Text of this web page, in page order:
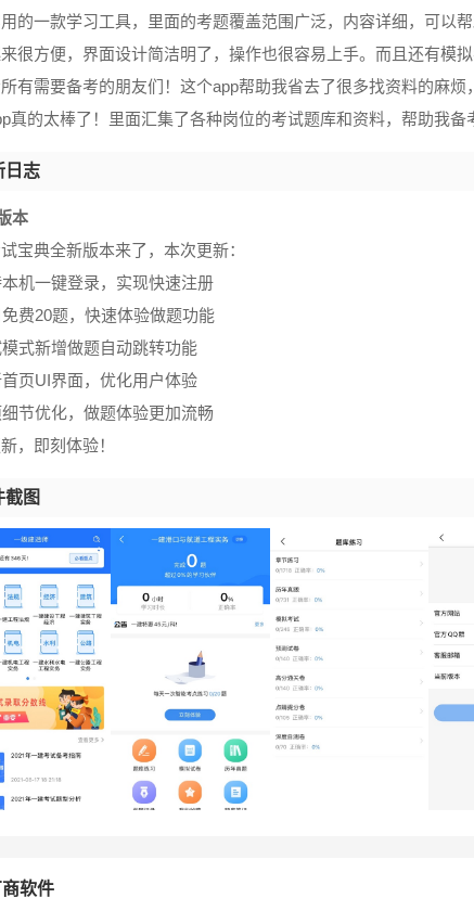
的一款学习工具，里面的考题覆盖范围广泛，内容详细，可以帮
很方便，界面设计简洁明了，操作也很容易上手。而且还有模
有需要备考的朋友们！这个app帮助我省去了很多找资料的麻烦
真的太棒了！里面汇集了各种岗位的考试题库和资料，帮助我备
日志
本
宝典全新版本来了，本次更新：
机一键登录，实现快速注册
费20题，快速体验做题功能
式新增做题自动跳转功能
页UI界面，优化用户体验
节优化，做题体验更加流畅
，即刻体验！
截图
商软件